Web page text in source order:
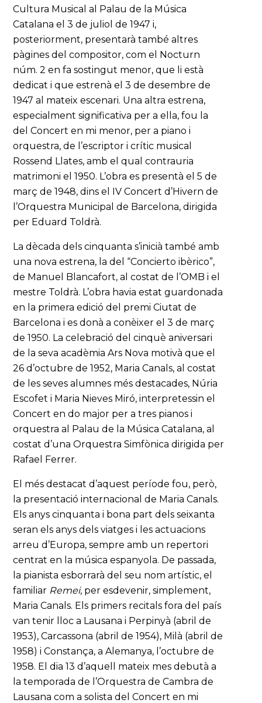
Cultura Musical al Palau de la Música
Catalana el 3 de juliol de 1947 i,
posteriorment, presentarà també altres
pàgines del compositor, com el Nocturn
núm. 2 en fa sostingut menor, que li està
dedicat i que estrenà el 3 de desembre de
1947 al mateix escenari. Una altra estrena,
especialment significativa per a ella, fou la
del Concert en mi menor, per a piano i
orquestra, de l’escriptor i crític musical
Rossend Llates, amb el qual contrauria
matrimoni el 1950. L’obra es presentà el 5 de
març de 1948, dins el IV Concert d’Hivern de
l’Orquestra Municipal de Barcelona, dirigida
per Eduard Toldrà.
La dècada dels cinquanta s’inicià també amb
una nova estrena, la del “Concierto ibèrico”,
de Manuel Blancafort, al costat de l’OMB i el
mestre Toldrà. L’obra havia estat guardonada
en la primera edició del premi Ciutat de
Barcelona i es donà a conèixer el 3 de març
de 1950. La celebració del cinquè aniversari
de la seva acadèmia Ars Nova motivà que el
26 d’octubre de 1952, Maria Canals, al costat
de les seves alumnes més destacades, Núria
Escofet i Maria Nieves Miró, interpretessin el
Concert en do major per a tres pianos i
orquestra al Palau de la Música Catalana, al
costat d’una Orquestra Simfònica dirigida per
Rafael Ferrer.
El més destacat d’aquest període fou, però,
la presentació internacional de Maria Canals.
Els anys cinquanta i bona part dels seixanta
seran els anys dels viatges i les actuacions
arreu d’Europa, sempre amb un repertori
centrat en la música espanyola. De passada,
la pianista esborrarà del seu nom artístic, el
familiar Remei, per esdevenir, simplement,
Maria Canals. Els primers recitals fora del país
van tenir lloc a Lausana i Perpinyà (abril de
1953), Carcassona (abril de 1954), Milà (abril de
1958) i Constança, a Alemanya, l’octubre de
1958. El dia 13 d’aquell mateix mes debutà a
la temporada de l’Orquestra de Cambra de
Lausana com a solista del Concert en mi